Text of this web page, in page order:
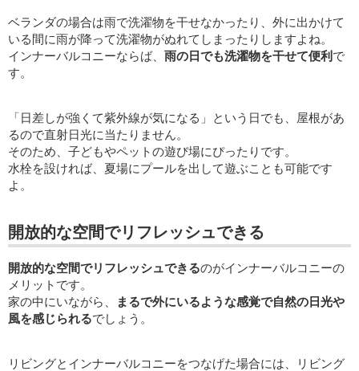
ベランダの場合は雨で洗濯物を干せなかったり、外に出かけて
いる間に雨が降って洗濯物がぬれてしまったりしますよね。
インナーバルコニーならば、 雨の日でも洗濯物を干せて便利 で
す。
「日差しが強くて紫外線が気になる」という日でも、屋根があ
るので直射日光に当たりません。
そのため、子どもやペットの遊び場にぴったりです。
水栓を設ければ、夏場にプールを出して遊ぶことも可能です
よ。
開放的な空間でリフレッシュできる
開放的な空間でリフレッシュできるのがインナーバルコニーの
メリットです。
家の中にいながら、
まるで外にいるような感覚で自然の日光や
風を感じられるでしょう。
リビングとインナーバルコニーをつなげた場合には、リビング